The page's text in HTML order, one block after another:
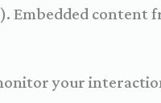
Embedded content
your